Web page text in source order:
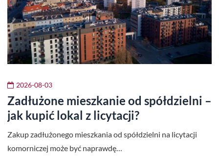
2026-08-03
Zadłużone mieszkanie od spółdzielni –
jak kupić lokal z licytacji?
Zakup zadłużonego mieszkania od spółdzielni na licytacji
komorniczej może być naprawdę…